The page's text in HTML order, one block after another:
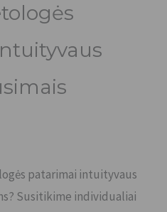
patarimai intuityvaus
Susitikime individualiai